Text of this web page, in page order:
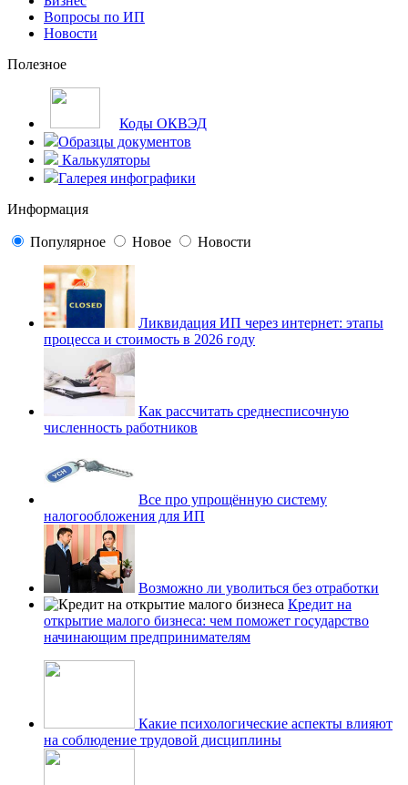
Вопросы по ИП
Новости
Полезное
Коды ОКВЭД
Образцы документов
Калькуляторы
Галерея инфографики
Информация
Популярное Новое Новости
Ликвидация ИП через интернет: этапы
процесса и стоимость в 2026 году
Как рассчитать среднесписочную
численность работников
Все про упрощённую систему
налогообложения для ИП
Возможно ли уволиться без отработки
Кредит на
открытие малого бизнеса: чем поможет государство
начинающим предпринимателям
Какие психологические аспекты влияют
на соблюдение трудовой дисциплины